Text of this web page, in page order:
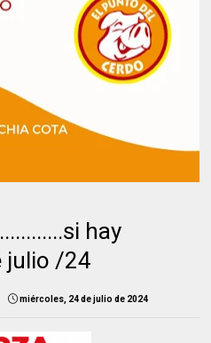
hay
julio /24
miércoles, 24 de julio de 2024